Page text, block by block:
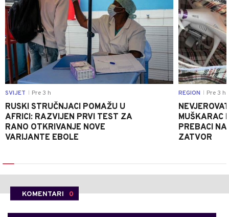
SVIJET Pre 3 h
RUSKI STRUČNJACI POMAŽU U
AFRICI: RAZVIJEN PRVI TEST ZA
RANO OTKRIVANJE NOVE
VARIJANTE EBOLE
REGION Pre 3 h
MUŠKARAC
PREBACI
ZATVOR
KOMENTARI 0